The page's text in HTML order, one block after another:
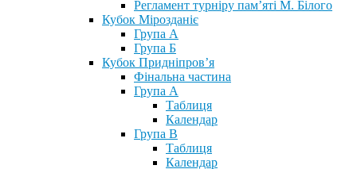
Регламент турніру пам’яті М. Білого
Кубок Мірозданіє
Група А
Група Б
Кубок Придніпров’я
Фінальна частина
Група А
Таблиця
Календар
Група В
Таблиця
Календар